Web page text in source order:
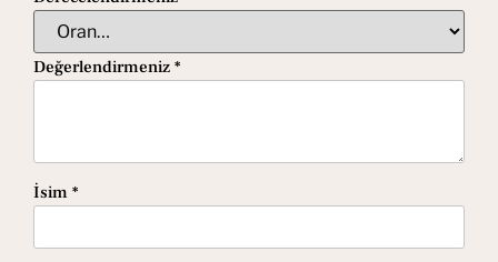
Değerlendirmeniz *
İsim *